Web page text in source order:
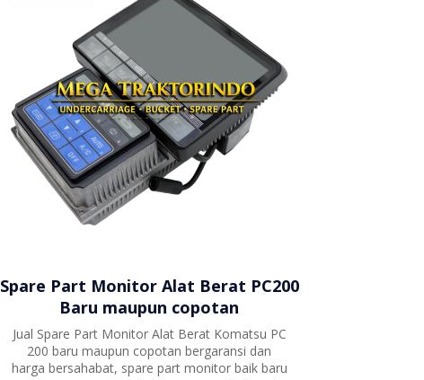
Spare Part Monitor Alat Berat PC200
Baru maupun copotan
Jual Spare Part Monitor Alat Berat Komatsu PC
200 baru maupun copotan bergaransi dan
harga bersahabat, spare part monitor baik baru